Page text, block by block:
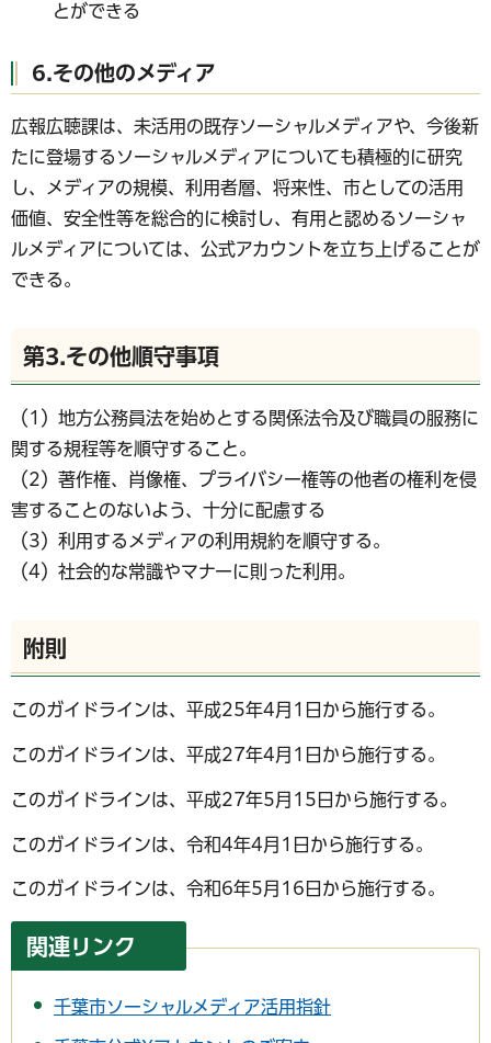
とができる
6.その他のメディア
広報広聴課は、未活用の既存ソーシャルメディアや、今後新
たに登場するソーシャルメディアについても積極的に研究
し、メディアの規模、利用者層、将来性、市としての活用
価値、安全性等を総合的に検討し、有用と認めるソーシャ
ルメディアについては、公式アカウントを立ち上げることが
できる。
第3.その他順守事項
（1）地方公務員法を始めとする関係法令及び職員の服務に
関する規程等を順守すること。
（2）著作権、肖像権、プライバシー権等の他者の権利を侵
害することのないよう、十分に配慮する
（3）利用するメディアの利用規約を順守する。
（4）社会的な常識やマナーに則った利用。
附則
このガイドラインは、平成25年4月1日から施行する。
このガイドラインは、平成27年4月1日から施行する。
このガイドラインは、平成27年5月15日から施行する。
このガイドラインは、令和4年4月1日から施行する。
このガイドラインは、令和6年5月16日から施行する。
関連リンク
千葉市ソーシャルメディア活用指針